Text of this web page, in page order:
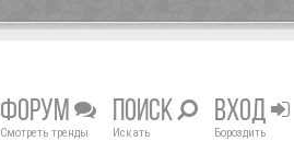
ФОРУМ
Смотреть тренды
ПОИСК
Искать
ВХОД
Бороздить